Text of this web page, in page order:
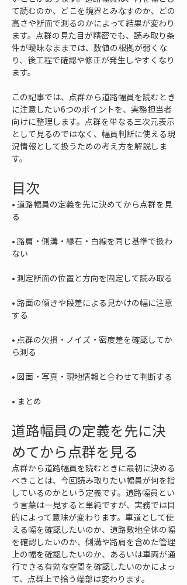
て読むのか、どこを境界とみなすのか、どの
高さや断面で測るのかによって結果が変わり
ます。点群の見た目が精密でも、読み取り条
件が曖昧なままでは、数値の根拠が弱くな
り、後工程で確認や修正が発生しやすくなり
ます。
この記事では、点群から道路幅員を読むとき
に注意したい6つのポイントを、実務担当者
向けに整理します。点群を単なる三次元表示
として見るのではなく、幅員判断に使える現
況情報として扱うための考え方を解説しま
す。
目次
• 道路幅員の定義を先に決めてから点群を見
• 路肩・側溝・縁石・白線を同じ基準で扱わ
•
• 路面の傾きや段差による見かけの幅に注意
• 点群の欠損・ノイズ・密度差を確認してか
•
• まとめ
道路幅員の定義を先に決
めてから点群を見る
点群から道路幅員を読むときに最初に決める
べきことは、今回読み取りたい幅員が何を指
しているのかという定義です。道路幅員とい
う言葉は一見すると単純ですが、実務では目
的によって意味が変わります。車道として使
える幅を確認したいのか、道路敷地全体の幅
を確認したいのか、側溝や路肩を含めた管理
上の幅を確認したいのか、あるいは車両が通
行できる有効な空間を確認したいのかによっ
て、点群上で拾う端部は変わります。